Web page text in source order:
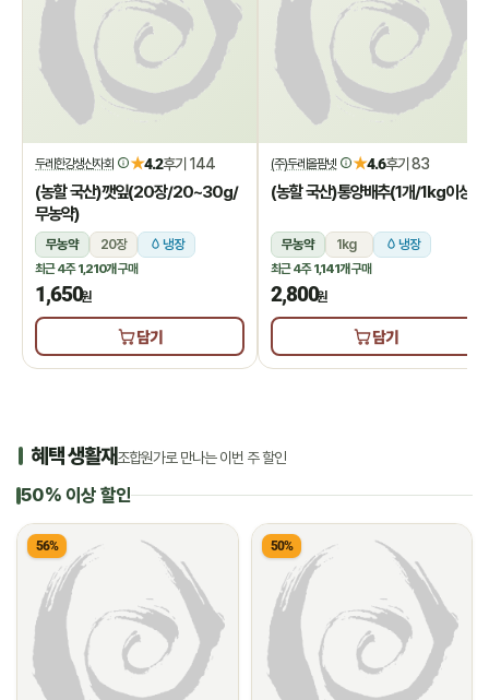
두레한강생산자회 ★4.2후기 144
(농할 국산)깻잎(20장/20~30g/
무농약)
무농약 20장 냉장
최근 4주1,210개 구매
1,650원
담기
(주)두레올팜넷 ★4.6후기 83
(농할 국산)통양배추(1개/1kg이상)
무농약 1kg 냉장
최근 4주1,141개 구매
2,800원
담기
혜택 생활재조합원가로 만나는 이번 주 할인
50% 이상 할인
56% 50%